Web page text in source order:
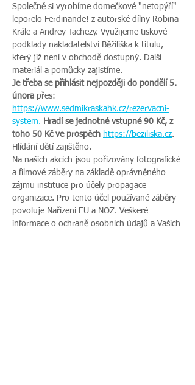
Společně si vyrobíme domečkové "netopýří"
leporelo Ferdinande! z autorské dílny Robina
Krále a Andrey Tachezy. Využijeme tiskové
podklady nakladatelství Běžíliška k titulu,
který již není v obchodě dostupný. Další
materiál a pomůcky zajistíme.
Je třeba se přihlásit nejpozději do pondělí 5.
února přes:
https://www.sedmikraskahk.cz/rezervacni-
system. Hradí se jednotné vstupné 90 Kč, z
toho 50 Kč ve prospěch https://beziliska.cz.
Hlídání dětí zajištěno.
Na našich akcích jsou pořizovány fotografické
a filmové záběry na základě oprávněného
zájmu instituce pro účely propagace
organizace. Pro tento účel používané záběry
povoluje Nařízení EU a NOZ. Veškeré
informace o ochraně osobních údajů a Vašich